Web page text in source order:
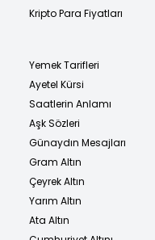
Kripto Para Fiyatları
Yemek Tarifleri
Ayetel Kürsi
Saatlerin Anlamı
Aşk Sözleri
Günaydın Mesajları
Gram Altın
Çeyrek Altın
Yarım Altın
Ata Altın